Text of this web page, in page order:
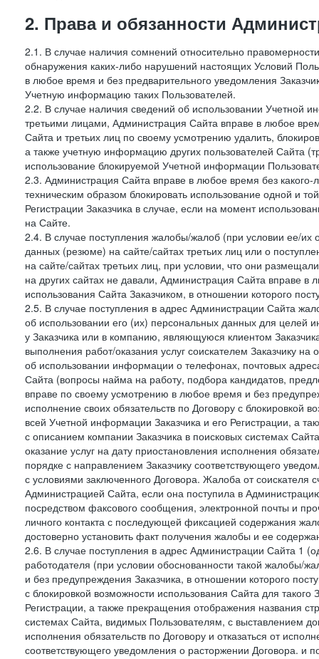
2. Права и обязанности
2.1. В случае наличия сомнений относительно
обнаружения каких-либо нарушений настоящих Условий
в любое время и без предварительного уведомления
Учетную информацию таких Пользователей.
2.2. В случае наличия сведений об использовании Учетной
третьими лицами, Администрация Сайта вправе в любое
Сайта и третьих лиц по своему усмотрению удалить,
а также учетную информацию других пользователей Сайта
использование блокируемой Учетной информации
2.3. Администрация Сайта вправе в любое время без
техническим образом блокировать использование одной и
Регистрации Заказчика в случае, если на момент
на Сайте.
2.4. В случае поступления жалобы/жалоб (при условии ее/их
данных (резюме) на сайте/сайтах третьих лиц или о
на сайте/сайтах третьих лиц, при условии, что они
на других сайтах не давали, Администрация Сайта вправе в
использования Сайта Заказчиком, в отношении которого
2.5. В случае поступления в адрес Администрации Сайта
об использовании его (их) персональных данных для целей
у Заказчика или в компанию, являющуюся клиентом
выполнения работ/оказания услуг соискателем Заказчику
об использовании информации о телефонах, почтовых
Сайта (вопросы найма на работу, подбора кандидатов,
вправе по своему усмотрению в любое время и без
исполнение своих обязательств по Договору с блокировкой
всей Учетной информации Заказчика и его Регистрации, а
с описанием компании Заказчика в поисковых системах
оказание услуг на дату приостановления исполнения
порядке с направлением Заказчику соответствующего
с условиями заключенного Договора. Жалоба от
Администрацией Сайта, если она поступила в
посредством факсового сообщения, электронной почты и
личного контакта с последующей фиксацией содержания
достоверно установить факт получения жалобы и ее
2.6. В случае поступления в адрес Администрации Сайта 1
работодателя (при условии обоснованности такой
и без предупреждения Заказчика, в отношении которого
с блокировкой возможности использования Сайта для
Регистрации, а также прекращения отображения названия
системах Сайта, видимых Пользователям, с выставлением
исполнения обязательств по Договору и отказаться от
соответствующего уведомления о расторжении Договора. и